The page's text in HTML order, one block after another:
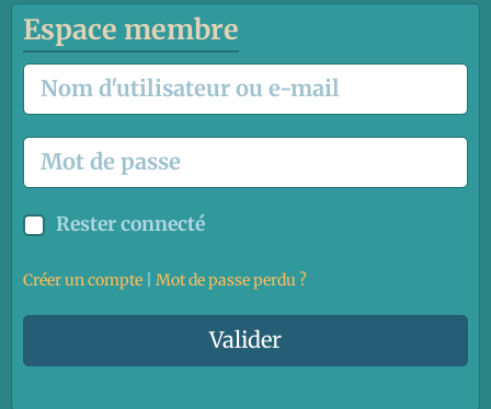
Espace membre
Rester connecté
Créer un compte Mot de passe perdu ?
Valider